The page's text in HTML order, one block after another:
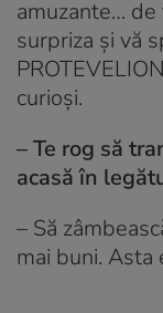
amuzante… de
surpriza și vă
curioși.
– Te rog să
acasă în
– Să
mai buni. Asta